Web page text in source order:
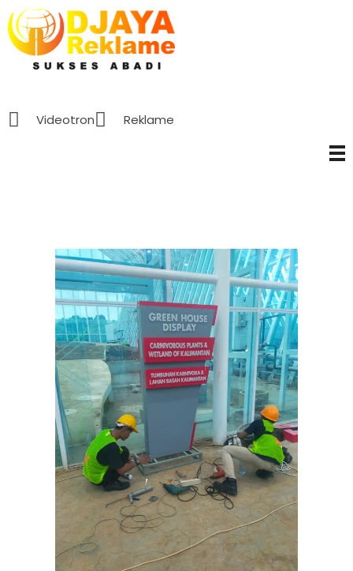
Videotron Reklame